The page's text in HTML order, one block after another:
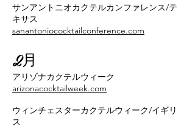
サンアントニオカクテルカンファレンス/テ
キサス
sanantoniococktailconference.com
2月
アリゾナカクテルウィーク
arizonacocktailweek.com
ウィンチェスターカクテルウィーク/イギリ
ス